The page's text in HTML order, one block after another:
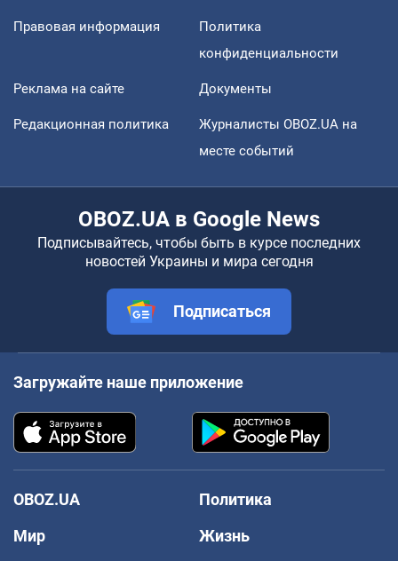
Правовая информация
Политика
конфиденциальности
Реклама на сайте Документы
Редакционная политика
Журналисты OBOZ.UA на
месте событий
OBOZ.UA в Google News
Подписывайтесь, чтобы быть в курсе последних
новостей Украины и мира сегодня
Подписаться
Загружайте наше приложение
OBOZ.UA
Политика
Мир
Жизнь